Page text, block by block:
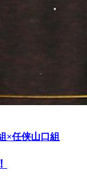
×任侠山口組